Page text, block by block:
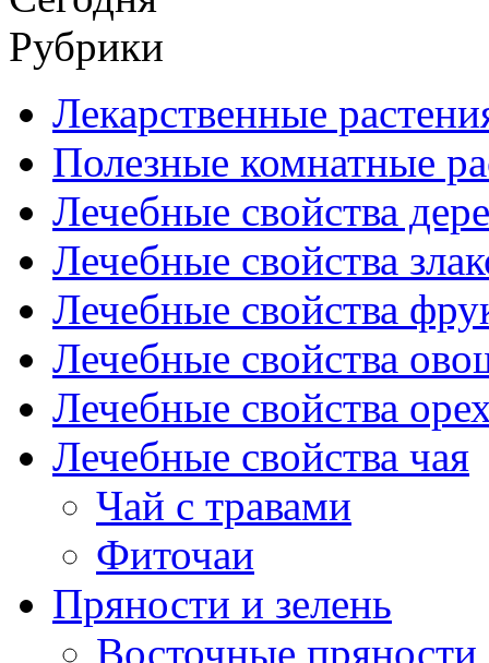
Рубрики
Лекарственные
Полезные комнатные
Лечебные свойства
Лечебные свойства
Лечебные свойства
Лечебные свойства
Лечебные свойства
Лечебные свойства чая
Чай с травами
Фиточаи
Пряности и зелень
Восточные пряности